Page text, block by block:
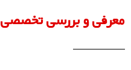
معرفی و بررسی تخصصی